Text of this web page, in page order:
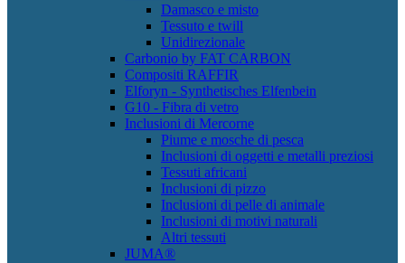
Damasco e misto
Tessuto e twill
Unidirezionale
Carbonio by FAT CARBON
Compositi RAFFIR
Elforyn - Synthetisches Elfenbein
G10 - Fibra di vetro
Inclusioni di Mercorne
Piume e mosche di pesca
Inclusioni di oggetti e metalli preziosi
Tessuti africani
Inclusioni di pizzo
Inclusioni di pelle di animale
Inclusioni di motivi naturali
Altri tessuti
JUMA®